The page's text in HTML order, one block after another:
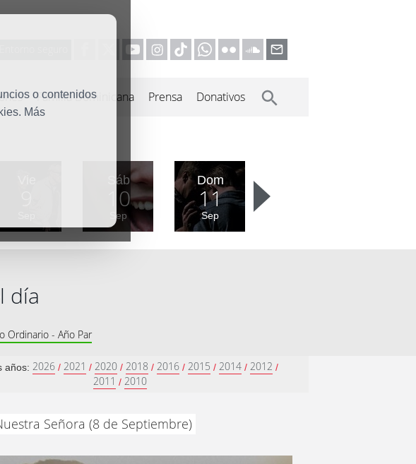
o contenidos
Más
Familia Dominicana Prensa Donativos
Sáb
10
Sep
Dom
11
Sep
día
Ordinario - Año Par
años: 2026 / 2021 / 2020 / 2018 / 2016 / 2015 / 2014 / 2012 /
2011 / 2010
Señora (8 de Septiembre)